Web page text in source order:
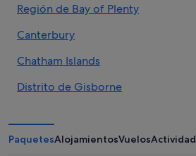
Región de Bay of Plenty
Canterbury
Chatham Islands
Distrito de Gisborne
Región de Hawke's Bay
PaquetesAlojamientosVuelos